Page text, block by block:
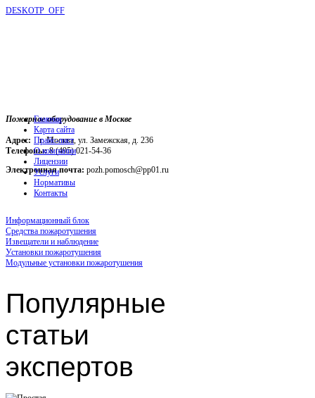
DESKOTP_OFF
Пожарное оборудование в Москве
Адрес: г. Москва, ул. Замежская, д. 236
Телефоны:8 (495) 021-54-36
Электронная почта: pozh.pomosch@pp01.ru
Главная
Карта сайта
Прайс-лист
О компании
Лицензии
Услуги
Нормативы
Контакты
Информационный блок
Средства пожаротушения
Извещатели и наблюдение
Установки пожаротушения
Модульные установки пожаротушения
Популярные
статьи
экспертов